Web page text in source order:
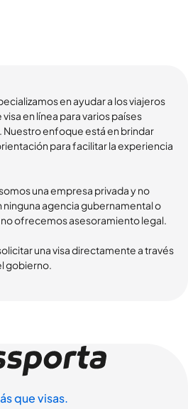
en ayudar a los viajeros
en línea para varios países
enfoque está en brindar
para facilitar la experiencia
una empresa privada y no
agencia gubernamental o
ofrecemos asesoramiento legal.
una visa directamente a través
gobierno.
que visas.